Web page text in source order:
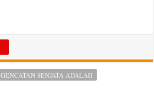
GENCATAN SENJATA ADALAH